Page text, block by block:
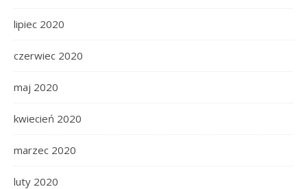
lipiec 2020
czerwiec 2020
maj 2020
kwiecień 2020
marzec 2020
luty 2020